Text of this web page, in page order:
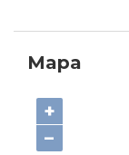
Mapa
+
−